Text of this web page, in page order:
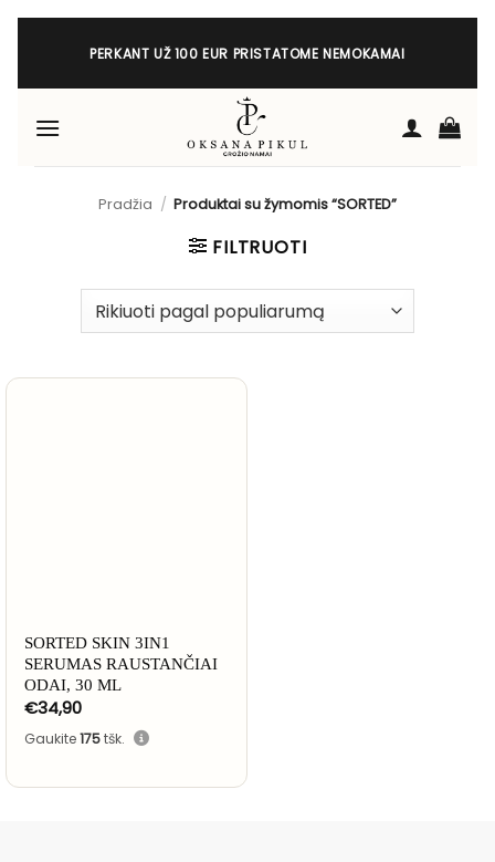
Skip
PERKANT UŽ 100 EUR PRISTATOME NEMOKAMAI
Pradžia / Produktai su žymomis “SORTED”
FILTRUOTI
SORTED SKIN 3IN1
SERUMAS RAUSTANČIAI
ODAI, 30 ML
€34,90
Gaukite175tšk.